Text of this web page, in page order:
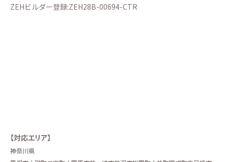
ZEHビルダー登録:ZEH28B-00694-CTR
【対応エリア】
神奈川県